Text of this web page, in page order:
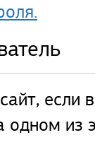
если
из